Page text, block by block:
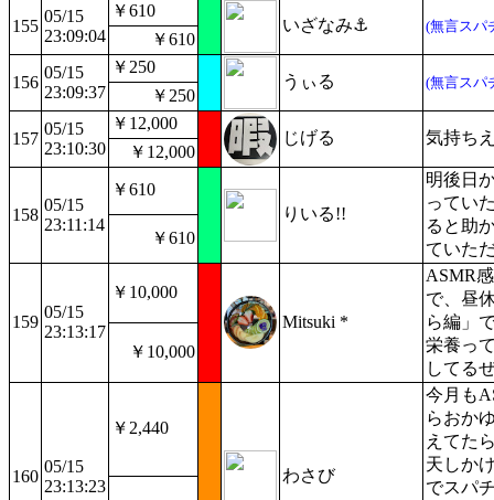
155
05/15
23:09:04
￥610
いざなみ⚓️ (無言スパ
￥610
156
05/15
23:09:37
￥250
うぃる (無言スパ
￥250
157
05/15
23:10:30
￥12,000
じげる 気持ち
￥12,000
158
05/15
23:11:14
￥610
りいる!!
明後日
ってい
ると助
ていた
￥610
159
05/15
23:13:17
￥10,000
Mitsuki *
ASMR
で、昼
ら編」
栄養っ
してる
￥10,000
160
05/15
23:13:23
￥2,440
わさび
今月も
らおか
えてた
天しか
でスパ